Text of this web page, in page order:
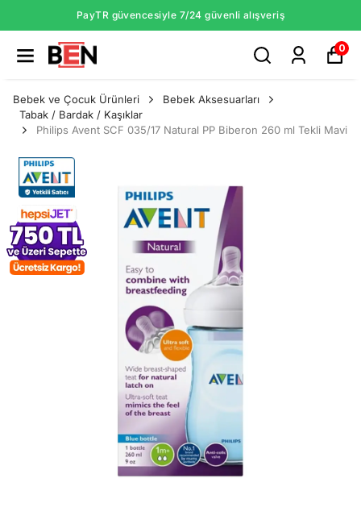
PayTR güvencesiyle 7/24 güvenli alışveriş
0
Bebek ve Çocuk Ürünleri
Bebek Aksesuarları
Tabak / Bardak / Kaşıklar
Philips Avent SCF 035/17 Natural PP Biberon 260 ml Tekli Mavi